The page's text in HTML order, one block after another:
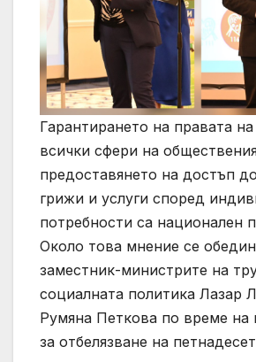
Гарантирането на правата
всички сфери на
предоставянето на достъп
грижи и услуги според
потребности са национален
Около това мнение се
заместник-министрите на
социалната политика Лазар
Румяна Петкова по време на
за отбелязване на